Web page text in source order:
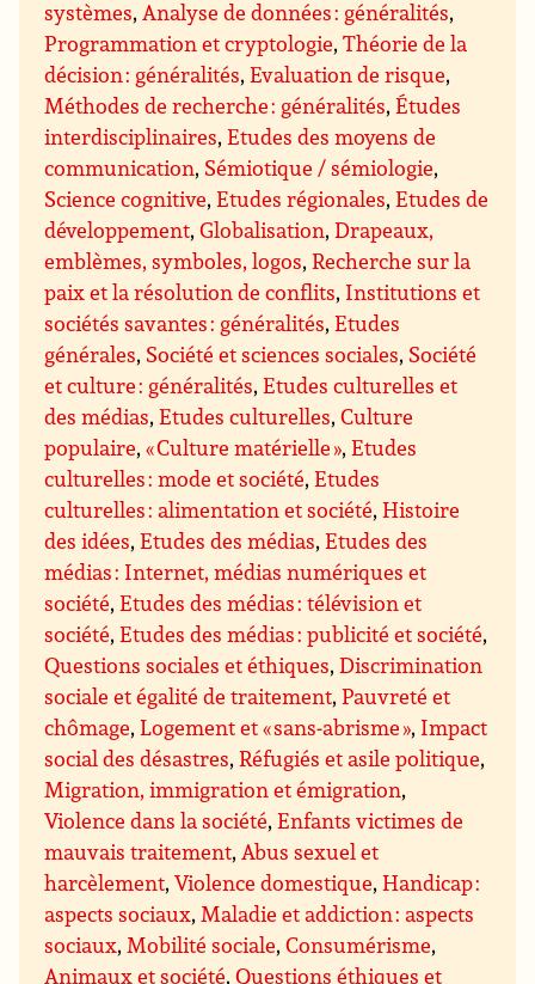
systèmes,Analyse de données : généralités,
Programmation et cryptologie,Théorie de la
décision : généralités,Evaluation de risque,
Méthodes de recherche : généralités,Études
interdisciplinaires,Etudes des moyens de
communication, Sémiotique / sémiologie,
Science cognitive,Etudes régionales,Etudes de
développement,Globalisation,Drapeaux,
emblèmes, symboles, logos,Recherche sur la
paix et la résolution de conflits, Institutions et
sociétés savantes : généralités,Etudes
générales, Société et sciences sociales, Société
et culture : généralités,Etudes culturelles et
des médias,Etudes culturelles,Culture
populaire,« Culture matérielle »,Etudes
culturelles : mode et société,Etudes
culturelles : alimentation et société,Histoire
des idées,Etudes des médias,Etudes des
médias : Internet, médias numériques et
société,Etudes des médias : télévision et
société,Etudes des médias : publicité et société,
Questions sociales et éthiques,Discrimination
sociale et égalité de traitement,Pauvreté et
chômage,Logement et « sans-abrisme », Impact
social des désastres,Réfugiés et asile politique,
Migration, immigration et émigration,
Violence dans la société,Enfants victimes de
mauvais traitement,Abus sexuel et
harcèlement,Violence domestique,Handicap :
aspects sociaux,Maladie et addiction : aspects
sociaux,Mobilité sociale,Consumérisme,
Animaux et société,Questions éthiques et